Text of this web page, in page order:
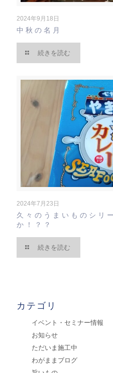
2024年9月18日
中秋の名月
続きを読む
2024年7月23日
久々のうまいものシ
か！？？
続きを読む
カテゴリ
イベント・セミナー情報
お知らせ
ただいま施工中
わがままブログ